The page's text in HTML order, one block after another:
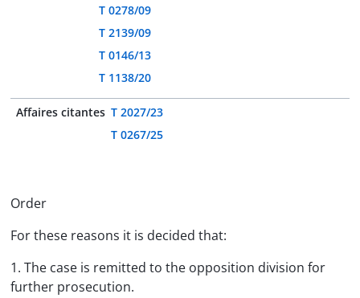
T 0278/09
T 2139/09
T 0146/13
T 1138/20
Affaires citantes T 2027/23
T 0267/25
Order
For these reasons it is decided that:
1. The case is remitted to the opposition division for
further prosecution.